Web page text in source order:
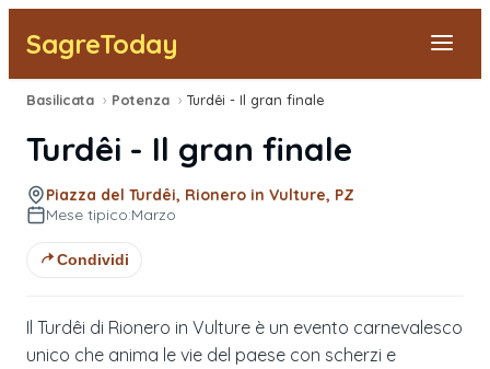
SagreToday
Segnala una sagra
Vicino a Me
Basilicata › Potenza › Turdêi - Il gran finale
Turdêi - Il gran finale
Piazza del Turdêi, Rionero in Vulture, PZ
Mese tipico:Marzo
Condividi
Il Turdêi di Rionero in Vulture è un evento carnevalesco
unico che anima le vie del paese con scherzi e